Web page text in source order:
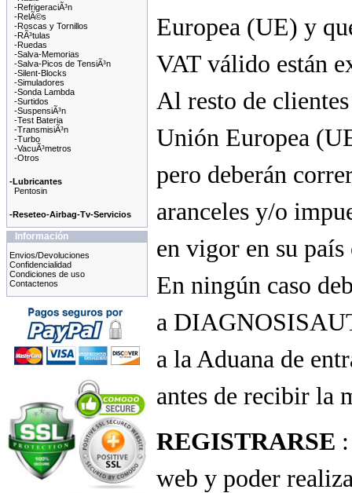
-RefrigeraciÃ³n
-RelÃ©s
-Roscas y Tornillos
-RÃ³tulas
-Ruedas
-Salva-Memorias
-Salva-Picos de TensiÃ³n
-Silent-Blocks
-Simuladores
-Sonda Lambda
-Surtidos
-SuspensiÃ³n
-Test Bateria
-TransmisiÃ³n
-Turbo
-VacuÃ³metros
-Otros
-Lubricantes
Pentosin
-Reseteo-Airbag-Tv-Servicios
Información
Envios/Devoluciones
Confidencialidad
Condiciones de uso
Contactenos
Europea (UE) y
VAT válido están
Al resto de
Unión Europea
pero deberán
aranceles y/o
en vigor en su
En ningún caso
a
a la Aduana de
antes de recibir la
REGISTRARSE
web y poder